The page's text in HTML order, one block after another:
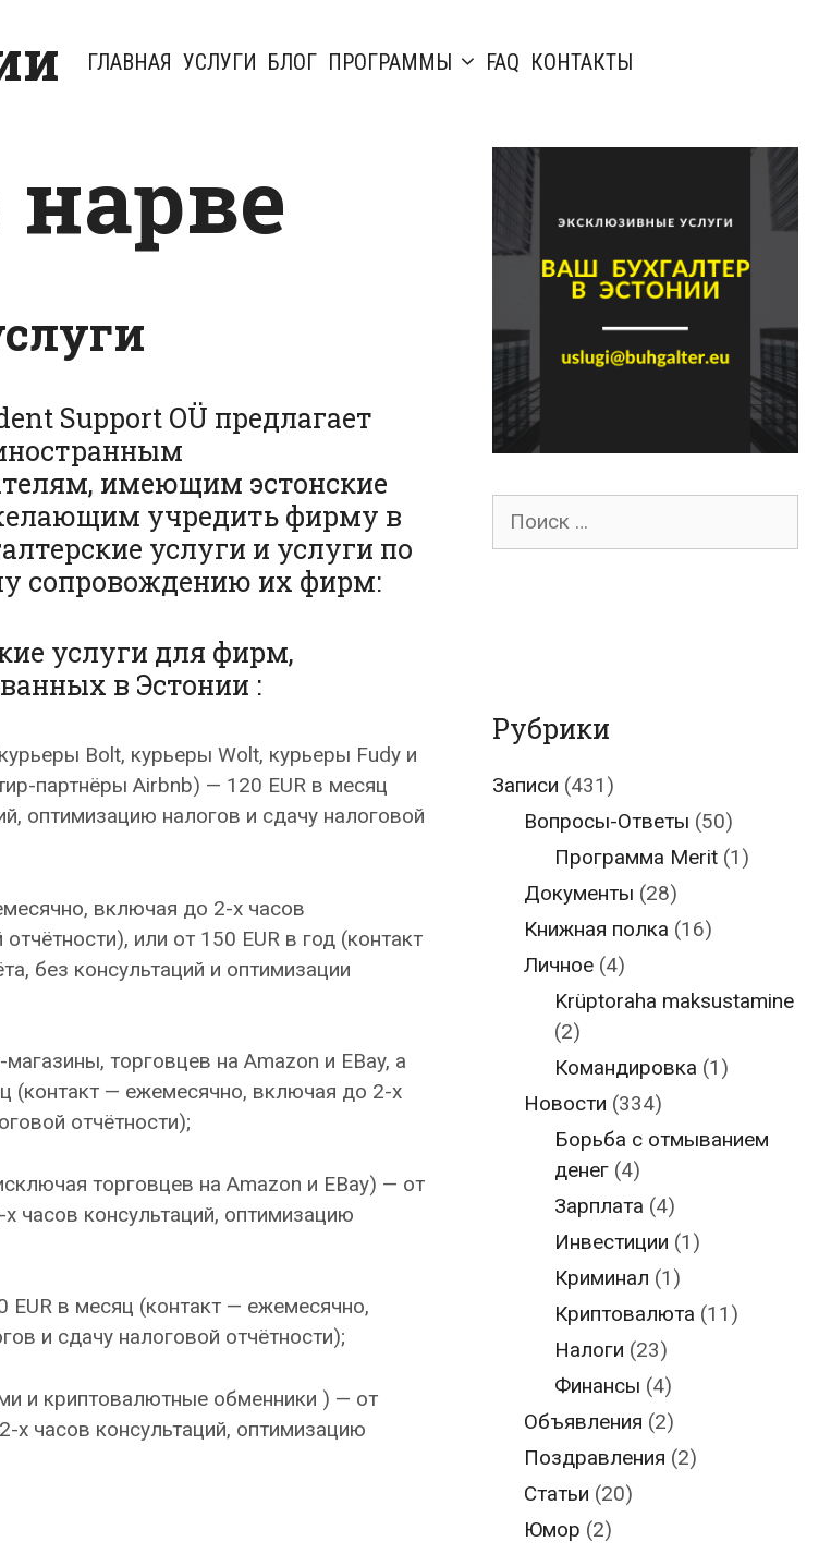
ГЛАВНАЯ УСЛУГИ БЛОГ ПРОГРАММЫ FAQ КОНТАКТЫ
нарве
Support OÜ предлагает
имеющим эстонские
учредить фирму в
услуги и услуги по
сопровождению их фирм:
услуги для фирм,
в Эстонии :
Bolt, курьеры Wolt, курьеры Fudy и
партнёры Airbnb) — 120 EUR в месяц
оптимизацию налогов и сдачу налоговой
включая до 2-х часов
или от 150 EUR в год (контакт
без консультаций и оптимизации
торговцев на Amazon и EBay, а
(контакт — ежемесячно, включая до 2-х
отчётности);
торговцев на Amazon и EBay) — от
часов консультаций, оптимизацию
в месяц (контакт — ежемесячно,
и сдачу налоговой отчётности);
и криптовалютные обменники ) — от
часов консультаций, оптимизацию
Поиск
Рубрики
Записи (431)
Вопросы-Ответы (50)
Программа Merit (1)
Документы (28)
Книжная полка (16)
Личное(4)
Krüptoraha maksustamine
(2)
Командировка (1)
Новости (334)
Борьба с отмыванием
денег (4)
Зарплата (4)
Инвестиции (1)
Криминал (1)
Криптовалюта (11)
Налоги (23)
Финансы (4)
Объявления (2)
Поздравления (2)
Статьи (20)
Юмор (2)